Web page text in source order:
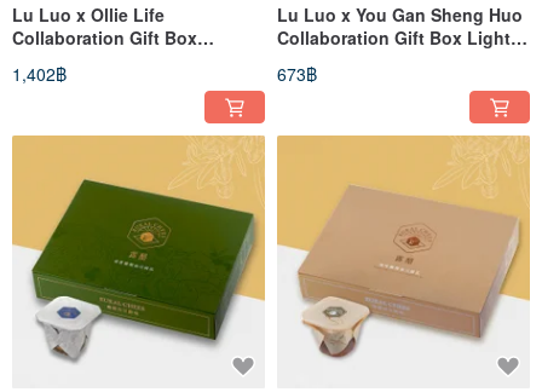
Lu Luo x Ollie Life
Collaboration Gift Box
Olive Oil Fermented Bean
1,402฿
Lu Luo x You Gan Sheng Huo
Collaboration Gift Box Light
Oil Tofu Cheese Whole-Cut
673฿